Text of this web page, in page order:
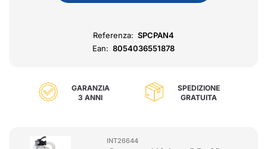
Referenza: SPCPAN4
Ean: 8054036551878
GARANZIA
3 ANNI
SPEDIZIONE
GRATUITA
INT26644